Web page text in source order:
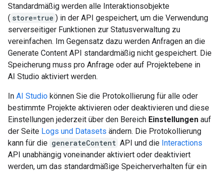
Standardmäßig werden alle Interaktionsobjekte
( store=true ) in der API gespeichert, um die Verwendung
serverseitiger Funktionen zur Statusverwaltung zu
vereinfachen. Im Gegensatz dazu werden Anfragen an die
Generate Content API standardmäßig nicht gespeichert. Die
Speicherung muss pro Anfrage oder auf Projektebene in
AI Studio aktiviert werden.
In AI Studio können Sie die Protokollierung für alle oder
bestimmte Projekte aktivieren oder deaktivieren und diese
Einstellungen jederzeit über den Bereich Einstellungen auf
der Seite Logs und Datasets ändern. Die Protokollierung
kann für die generateContent API und die Interactions
API unabhängig voneinander aktiviert oder deaktiviert
werden, um das standardmäßige Speicherverhalten für ein